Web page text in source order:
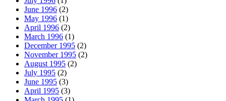
June 1996 (2)
May 1996 (1)
April 1996 (2)
March 1996 (1)
December 1995 (2)
November 1995 (2)
August 1995 (2)
July 1995 (2)
June 1995 (3)
April 1995 (3)